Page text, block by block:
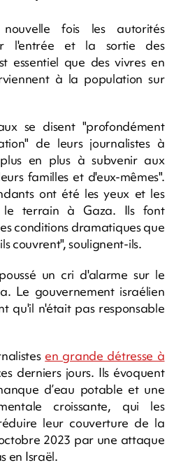
fois les autorités
l'entrée et la sortie des
essentiel que des vivres en
à la population sur
se disent "profondément
de leurs journalistes à
en plus à subvenir aux
familles et d'eux-mêmes".
ont été les yeux et les
le terrain à Gaza. Ils font
conditions dramatiques que
couvrent", soulignent-ils.
un cri d'alarme sur le
Le gouvernement israélien
qu'il n'était pas responsable
en grande détresse à
derniers jours. Ils évoquent
d’eau potable et une
croissante, qui les
leur couverture de la
2023 par une attaque
en Israël.